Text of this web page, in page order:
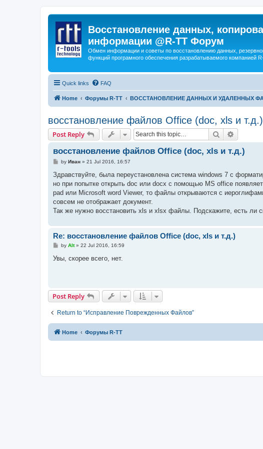
Восстановление данных,
информации @R-TT Форум
Обмен информации и советы по восстановлению данных,
функций програмного обеспечения разрабатываемого компанией
Quick links FAQ
Home Форумы R-TT ВОССТАНОВЛЕНИЕ ДАННЫХ И УДАЛЕННЫХ
восстановление файлов Office (doc, xls и т.д.)
Post Reply Search
восстановление файлов Office (doc, xls и т.д.)
P
s
t
by Иван» 21 Jul 2016, 16:57
Здравствуйте, была переустановлена система windows 7 с
но при попытке открыть doc или docx с помощью MS office
pad или Microsoft word Viewer, то файлы открываются с
совсем не отображает документ.
Так же нужно восстановить xls и xlsx файлы. Подскажите, есть ли
Re: восстановление файлов Office (doc, xls и т.д.)
P
s
by Alt» 22 Jul 2016, 16:59
Увы, скорее всего, нет.
Post Reply
Return to “Исправление Поврежденных Файлов”
Home Форумы R-TT